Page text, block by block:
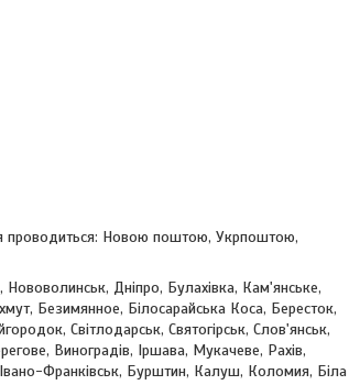
проводиться: Новою поштою, Укрпоштою,
Дніпро, Булахівка, Кам'янське,
Безимянное, Білосарайська Коса, Бересток,
Світлодарськ, Святогірськ, Слов'янськ,
Виноградів, Іршава, Мукачеве, Рахів,
Франківськ, Бурштин, Калуш, Коломия, Біла